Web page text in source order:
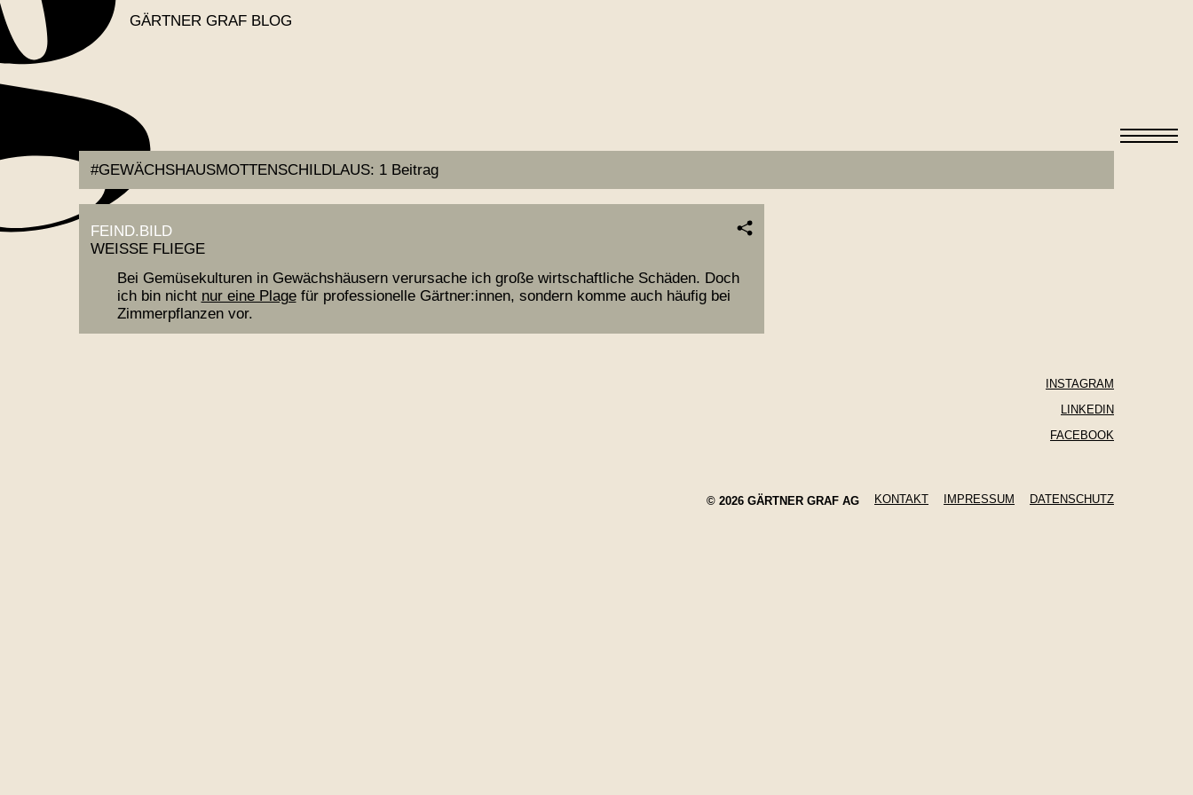
GÄRTNER GRAF BLOG
#GEWÄCHSHAUSMOTTENSCHILDLAUS: 1 Beitrag
FEIND.BILD
WEISSE FLIEGE
Bei Gemüsekulturen in Gewächshäusern verursache ich große wirtschaftliche Schäden. Doch
ich bin nicht nur eine Plagefür professionelle Gärtner:innen, sondern komme auch häufig bei
Zimmerpflanzen vor.
INSTAGRAM
LINKEDIN
FACEBOOK
© 2026 GÄRTNER GRAF AG KONTAKT IMPRESSUM DATENSCHUTZ